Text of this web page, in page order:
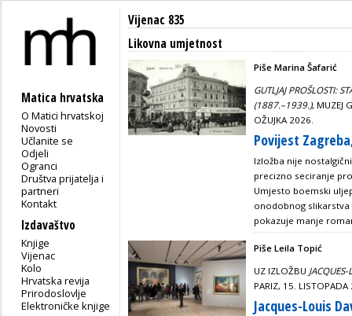
Matica hrvatska
O Matici hrvatskoj
Novosti
Učlanite se
Odjeli
Ogranci
Društva prijatelja i
partneri
Kontakt
Izdavaštvo
Knjige
Vijenac
Kolo
Hrvatska revija
Prirodoslovlje
Elektroničke knjige
Vijenac 835
Likovna umjetnost
Piše Marina Šafarić
GUTLJAJ PROŠLOSTI:
(1887.–1939.), MUZEJ
OŽUJKA 2026.
Povijest
Izložba nije
precizno seciranje
Umjesto boemski
onodobnog slikarstva
pokazuje manje
Piše Leila Topić
UZ IZLOŽBU
PARIZ, 15.
Jacques-Louis